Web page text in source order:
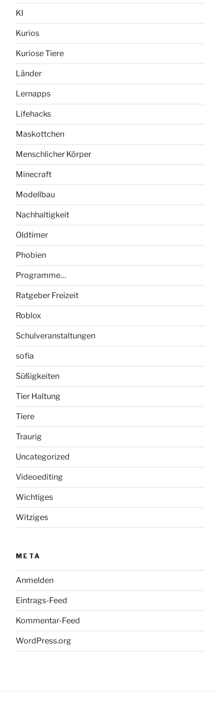
KI
Kurios
Kuriose Tiere
Länder
Lernapps
Lifehacks
Maskottchen
Menschlicher Körper
Minecraft
Modellbau
Nachhaltigkeit
Oldtimer
Phobien
Programme…
Ratgeber Freizeit
Roblox
Schulveranstaltungen
sofia
Süßigkeiten
Tier Haltung
Tiere
Traurig
Uncategorized
Videoediting
Wichtiges
Witziges
META
Anmelden
Eintrags-Feed
Kommentar-Feed
WordPress.org